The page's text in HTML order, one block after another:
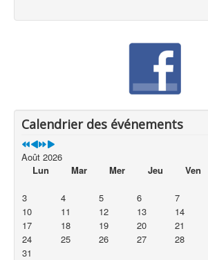
Calendrier des événements
Août 2026
Lun
Mar Mer Jeu Ven
3
4 5 6 7
10
11 12 13 14
17
18 19 20 21
24
25 26 27 28
31